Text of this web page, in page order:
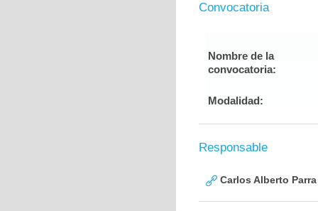
Convocatoria
Nombre de la
convocatoria:
Modalidad:
Responsable
Carlos Alberto